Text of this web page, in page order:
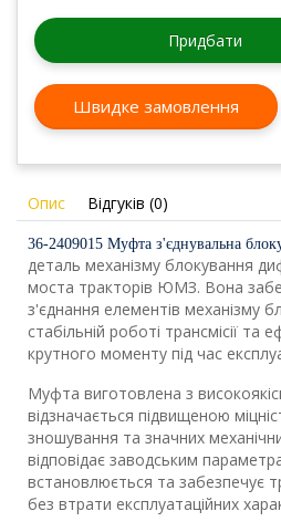
Придбати
Швидке замовлення
Опис Відгуків (0)
36-2409015 Муфта з'єднувальна
деталь механізму блокування
моста тракторів ЮМЗ. Вона
з'єднання елементів механізму
стабільній роботі трансмісії та
крутного моменту під час
Муфта виготовлена з
відзначається підвищеною
зношування та значних
відповідає заводським
встановлюється та забезпечує
без втрати експлуатаційних